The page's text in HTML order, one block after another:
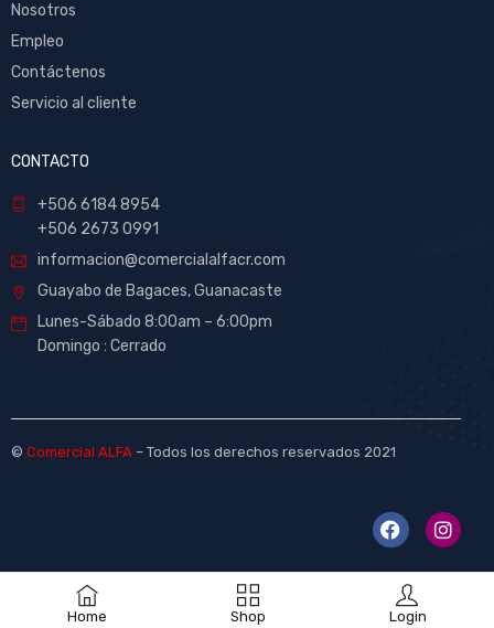
Home Shop Login
Nosotros
Empleo
Contáctenos
Servicio al cliente
CONTACTO
+506 6184 8954
+506 2673 0991
informacion@comercialalfacr.com
Guayabo de Bagaces, Guanacaste
Lunes-Sábado 8:00am – 6:00pm
Domingo : Cerrado
© Comercial ALFA – Todos los derechos reservados 2021